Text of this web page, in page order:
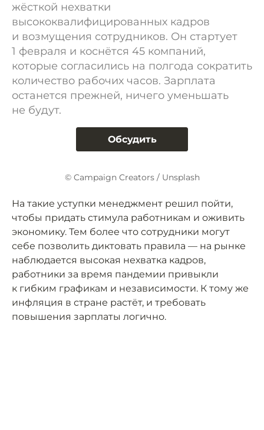
жёсткой нехватки
высококвалифицированных кадров
и возмущения сотрудников. Он стартует
1 февраля и коснётся 45 компаний,
которые согласились на полгода сократить
количество рабочих часов. Зарплата
останется прежней, ничего уменьшать
не будут.
Обсудить
© Campaign Creators / Unsplash
На такие уступки менеджмент решил пойти,
чтобы придать стимула работникам и оживить
экономику. Тем более что сотрудники могут
себе позволить диктовать правила — на рынке
наблюдается высокая нехватка кадров,
работники за время пандемии привыкли
к гибким графикам и независимости. К тому же
инфляция в стране растёт, и требовать
повышения зарплаты логично.